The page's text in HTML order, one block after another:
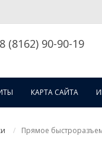
8 (8162) 90-90-19
КАРТА САЙТА
Прямое